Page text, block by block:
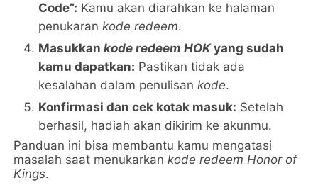
Code”: Kamu akan diarahkan ke halaman
penukarankode redeem.
Masukkankode redeem HOKyang sudah
kamu dapatkan: Pastikan tidak ada
kesalahan dalam penulisankode.
Konfirmasi dan cek kotak masuk: Setelah
berhasil, hadiah akan dikirim ke akunmu.
Panduan ini bisa membantu kamu mengatasi
masalah saat menukarkankode redeem Honor of
Kings.